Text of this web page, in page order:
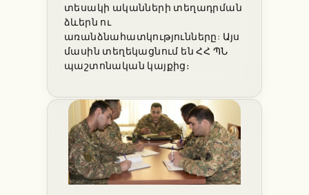
տեսակի ականների տեղադրման
ձևերն ու
առանձնահատկությունները: Այս
մասին տեղեկացնում են ՀՀ ՊՆ
պաշտոնական կայքից։